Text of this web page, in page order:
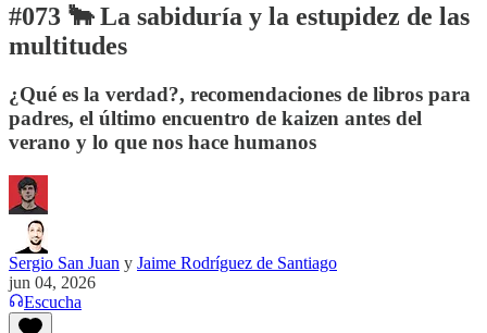
#073 🐂 La sabiduría y la estupidez de las
multitudes
¿Qué es la verdad?, recomendaciones de libros para
padres, el último encuentro de kaizen antes del
verano y lo que nos hace humanos
Sergio San Juan y Jaime Rodríguez de Santiago
jun 04, 2026
Escucha